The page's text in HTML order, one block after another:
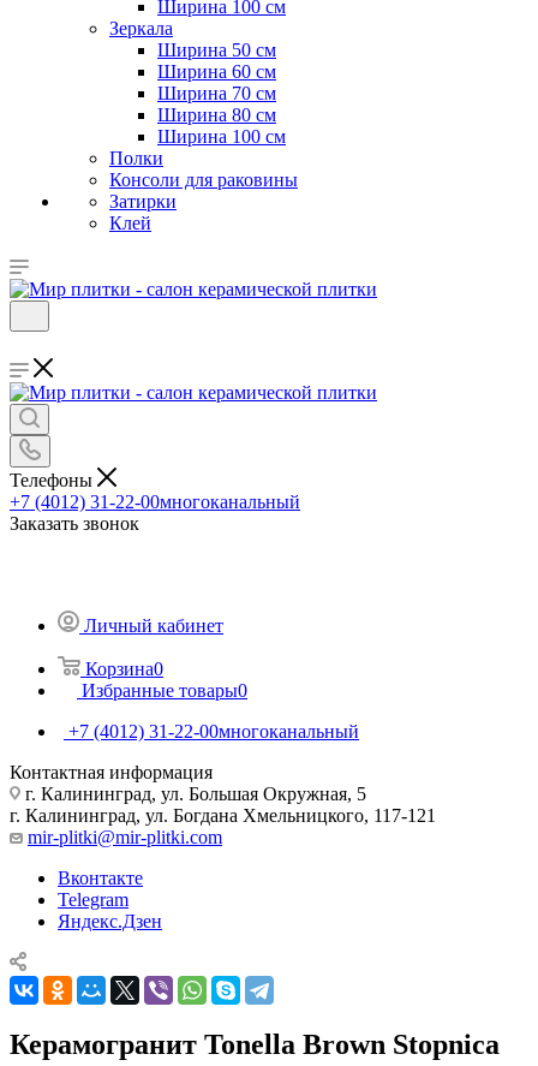
Ширина 100 см
Зеркала
Ширина 50 см
Ширина 60 см
Ширина 70 см
Ширина 80 см
Ширина 100 см
Полки
Консоли для раковины
Затирки
Клей
Телефоны
+7 (4012) 31-22-00многоканальный
Заказать звонок
Личный кабинет
Корзина0
Избранные товары0
+7 (4012) 31-22-00многоканальный
Контактная информация
г. Калининград, ул. Большая Окружная, 5
г. Калининград, ул. Богдана Хмельницкого, 117-121
mir-plitki@mir-plitki.com
Вконтакте
Telegram
Яндекс.Дзен
Керамогранит Tonella Brown Stopnica